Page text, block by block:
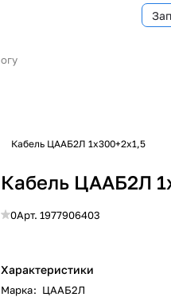
Кабель ЦААБ2Л 1х300+2х1,5
Кабель ЦААБ2Л
0Арт. 1977906403
Характеристики
Марка: ЦААБ2Л